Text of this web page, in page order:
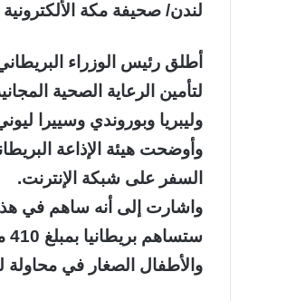
لندن/ صحيفة مكة الألكترونية
أطلق رئيس الوزراء
لتأمين الرعاية الصحية
وليبريا وبوروندي وسييرا
وأوضحت هيئة الإذاعة
السفر على شبكة الإنترنت.
واشارت إلى أنه ساهم في هذا
والأطفال الصغار في محاولة